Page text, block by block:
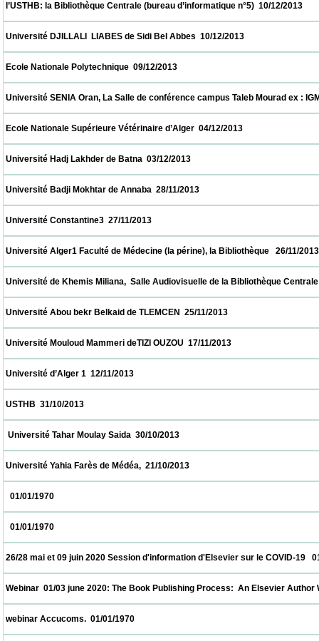
l’USTHB: la Bibliothèque Centrale (bureau d’informatique n°5)
Université DJILLALI  LIABES de Sidi Bel Abbes  10/12/2013
Ecole Nationale Polytechnique  09/12/2013
Université SENIA Oran, La Salle de conférence campus Taleb
Ecole Nationale Supérieure Vétérinaire d’Alger  04/12/2013
Université Hadj Lakhder de Batna  03/12/2013
Université Badji Mokhtar de Annaba  28/11/2013
Université Constantine3  27/11/2013
Université Alger1 Faculté de Médecine (la périne), la
Université de Khemis Miliana,  Salle Audiovisuelle de la
Université Abou bekr Belkaid de TLEMCEN  25/11/2013
Université Mouloud Mammeri deTIZI OUZOU  17/11/2013
Université d’Alger 1  12/11/2013
USTHB  31/10/2013
Université Tahar Moulay Saida  30/10/2013
Université Yahia Farès de Médéa,  21/10/2013
01/01/1970
01/01/1970
26/28 mai et 09 juin 2020 Session d'information d'Elsevier sur le
Webinar  01/03 june 2020: The Book Publishing Process:  An
webinar Accucoms.  01/01/1970